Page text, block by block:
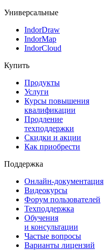
Универсальные
IndorDraw
IndorMap
IndorCloud
Купить
Продукты
Услуги
Курсы повышения
квалификации
Продление
техподдержки
Скидки и акции
Как приобрести
Поддержка
Онлайн-документация
Видеокурсы
Форум пользователей
Техподдержка
Обучения
и консультации
Частые вопросы
Варианты лицензий